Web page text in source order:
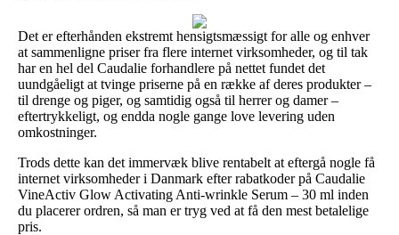
Det er efterhånden ekstremt hensigtsmæssigt for alle og enhver
at sammenligne priser fra flere internet virksomheder, og til tak
har en hel del Caudalie forhandlere på nettet fundet det
uundgåeligt at tvinge priserne på en række af deres produkter –
til drenge og piger, og samtidig også til herrer og damer –
eftertrykkeligt, og endda nogle gange love levering uden
omkostninger.
Trods dette kan det immervæk blive rentabelt at eftergå nogle få
internet virksomheder i Danmark efter rabatkoder på Caudalie
VineActiv Glow Activating Anti-wrinkle Serum – 30 ml inden
du placerer ordren, så man er tryg ved at få den mest betalelige
pris.